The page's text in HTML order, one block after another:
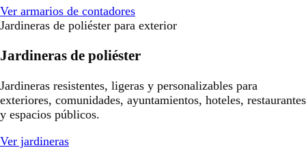
Ver armarios de contadores
Jardineras de poliéster para exterior
Jardineras de poliéster
Jardineras resistentes, ligeras y personalizables para
exteriores, comunidades, ayuntamientos, hoteles, restaurantes
y espacios públicos.
Ver jardineras